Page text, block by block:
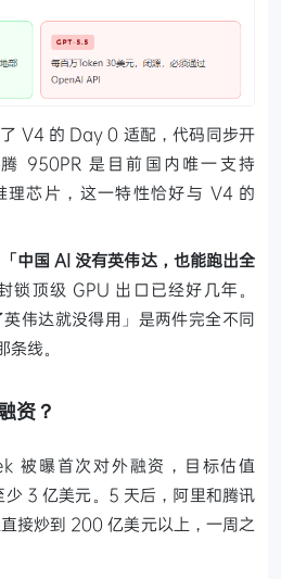
V4 的 Day 0 适配，代码同步开
950PR 是目前国内唯一支持
理芯片，这一特性恰好与 V4 的
「中国 AI 没有英伟达，也能跑出全
锁顶级 GPU 出口已经好几年。
英伟达就没得用」是两件完全不同
线。
资？
被曝首次对外融资，目标估值
3 亿美元。5 天后，阿里和腾讯
接炒到 200 亿美元以上，一周之